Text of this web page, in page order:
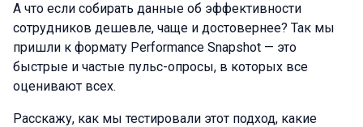
А что если собирать данные об эффективности
сотрудников дешевле, чаще и достовернее? Так мы
пришли к формату Performance Snapshot — это
быстрые и частые пульс-опросы, в которых все
оценивают всех.
Расскажу, как мы тестировали этот подход, какие